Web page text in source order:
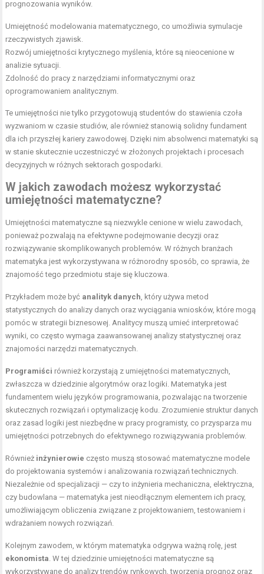
prognozowania wyników.
Umiejętność modelowania matematycznego, co umożliwia symulacje
rzeczywistych zjawisk.
Rozwój umiejętności krytycznego myślenia, które są nieocenione w
analizie sytuacji.
Zdolność do pracy z narzędziami informatycznymi oraz
oprogramowaniem analitycznym.
Te umiejętności nie tylko przygotowują studentów do stawienia czoła
wyzwaniom w czasie studiów, ale również stanowią solidny fundament
dla ich przyszłej kariery zawodowej. Dzięki nim absolwenci matematyki są
w stanie skutecznie uczestniczyć w złożonych projektach i procesach
decyzyjnych w różnych sektorach gospodarki.
W jakich zawodach możesz wykorzystać
umiejętności matematyczne?
Umiejętności matematyczne są niezwykle cenione w wielu zawodach,
ponieważ pozwalają na efektywne podejmowanie decyzji oraz
rozwiązywanie skomplikowanych problemów. W różnych branżach
matematyka jest wykorzystywana w różnorodny sposób, co sprawia, że
znajomość tego przedmiotu staje się kluczowa.
Przykładem może być analityk danych, który używa metod
statystycznych do analizy danych oraz wyciągania wniosków, które mogą
pomóc w strategii biznesowej. Analitycy muszą umieć interpretować
wyniki, co często wymaga zaawansowanej analizy statystycznej oraz
znajomości narzędzi matematycznych.
Programiści również korzystają z umiejętności matematycznych,
zwłaszcza w dziedzinie algorytmów oraz logiki. Matematyka jest
fundamentem wielu języków programowania, pozwalając na tworzenie
skutecznych rozwiązań i optymalizację kodu. Zrozumienie struktur danych
oraz zasad logiki jest niezbędne w pracy programisty, co przysparza mu
umiejętności potrzebnych do efektywnego rozwiązywania problemów.
Również inżynierowie często muszą stosować matematyczne modele
do projektowania systemów i analizowania rozwiązań technicznych.
Niezależnie od specjalizacji — czy to inżynieria mechaniczna, elektryczna,
czy budowlana — matematyka jest nieodłącznym elementem ich pracy,
umożliwiającym obliczenia związane z projektowaniem, testowaniem i
wdrażaniem nowych rozwiązań.
Kolejnym zawodem, w którym matematyka odgrywa ważną rolę, jest
ekonomista. W tej dziedzinie umiejętności matematyczne są
wykorzystywane do analizy trendów rynkowych, tworzenia prognoz oraz